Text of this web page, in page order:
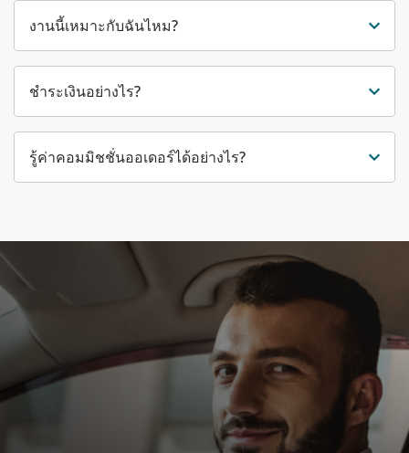
งานนี้เหมาะกับฉันไหม?
ชำระเงินอย่างไร?
รู้ค่าคอมมิชชั่นออเดอร์ได้อย่างไร?